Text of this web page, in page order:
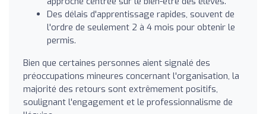
Des délais d'apprentissage rapides, souvent de
l'ordre de seulement 2 à 4 mois pour obtenir le
permis.
Bien que certaines personnes aient signalé des
préoccupations mineures concernant l'organisation, la
majorité des retours sont extrêmement positifs,
soulignant l'engagement et le professionnalisme de